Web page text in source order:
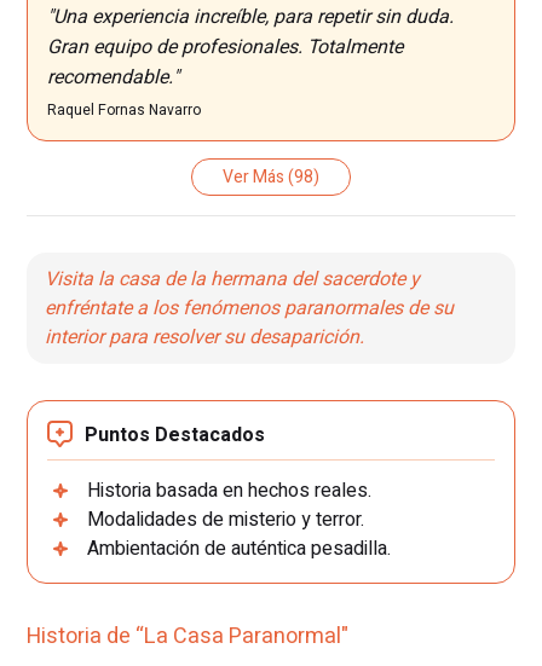
"Una experiencia increíble, para repetir sin duda.
Gran equipo de profesionales. Totalmente
recomendable."
Raquel Fornas Navarro
Ver Más(98)
Visita la casa de la hermana del sacerdote y
enfréntate a los fenómenos paranormales de su
interior para resolver su desaparición.
Puntos Destacados
Historia basada en hechos reales.
Modalidades de misterio y terror.
Ambientación de auténtica pesadilla.
Historia de “La Casa Paranormal"